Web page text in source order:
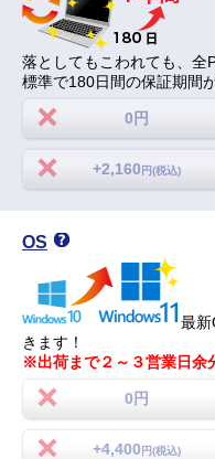
落としてもこわれても、全
標準で180日間の保証期間
0円
+2,160 円(税込)
OS
最新
きます！
※出荷まで２～３営業日余
0円
+4,400 円(税込)